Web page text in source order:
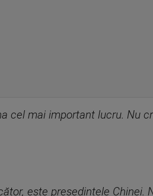
cel mai important lucru. Nu
este președintele